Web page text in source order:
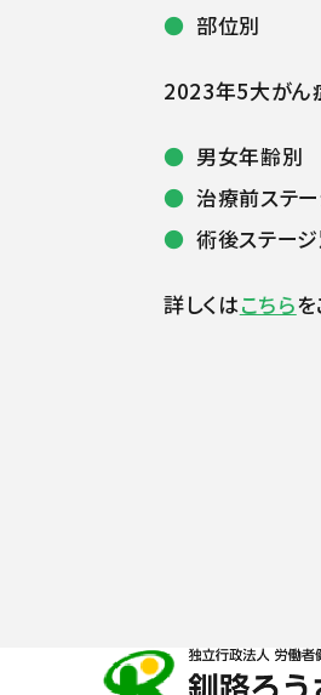
部位別
2023年5大がん症
男女年齢別
治療前ステ
術後ステー
詳しくはこちら